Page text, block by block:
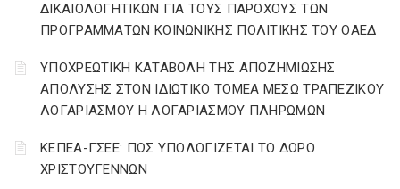
ΔΙΚΑΙΟΛΟΓΗΤΙΚΩΝ ΓΙΑ ΤΟΥΣ ΠΑΡΟΧΟΥΣ ΤΩΝ
ΠΡΟΓΡΑΜΜΑΤΩΝ ΚΟΙΝΩΝΙΚΗΣ ΠΟΛΙΤΙΚΗΣ ΤΟΥ ΟΑΕΔ
YΠΟΧΡΕΩΤΙΚΗ ΚΑΤΑΒΟΛΗ ΤΗΣ ΑΠΟΖΗΜΙΩΣΗΣ
ΑΠΟΛΥΣΗΣ ΣΤΟΝ ΙΔΙΩΤΙΚΟ ΤΟΜΕΑ ΜΕΣΩ ΤΡΑΠΕΖΙΚΟΥ
ΛΟΓΑΡΙΑΣΜΟΥ Η ΛΟΓΑΡΙΑΣΜΟΥ ΠΛΗΡΩΜΩΝ
ΚΕΠΕΑ-ΓΣΕΕ: ΠΩΣ ΥΠΟΛΟΓΙΖΕΤΑΙ ΤΟ ΔΩΡΟ
ΧΡΙΣΤΟΥΓΕΝΝΩΝ